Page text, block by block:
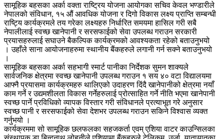
सामूहिक बहसका अर्का वक्ता राष्ट्रिय योजना आयोगका सचिव केवल भण्डारीले
नेपालको संविधान, १५ औं आवधिक योजना र दिगो विकास लक्ष्य प्राप्ति सम्बन्धी
राष्ट्यि कार्यक्रमले तय गरेका लक्ष्यहरु निर्धारित समयमा हासिल गरी सबै
नेपालीलाई स्वच्छ खानेपानी र सरसफाईको सेवा उपलब्ध गराउन सरकारी
प्रयासहरुलाई सघाउने बैकल्पिक कार्यक्रमको आवश्यकता रहेको बताउनुभयो
। उहाँले साना आयोजनाहरुमा स्थानीय बैंकहरुले लगानी गर्न सक्ने बताउनुभयो
।
सामूहिक बहसका अर्का सहभागी स्मार्ट पानीका निर्देशक सुमन शाक्यले
सार्वजनिक क्षेत्रमा स्वच्छ खानेपानी उपलब्ध गराउन १ सय ४० वटा विद्यालयमा
आफ्नै प्रयासमा कार्यक्रमहरु थालिएको उदाहरण दिंदै खानेपानीको क्षेत्रमा नयाँ
काम गर्ने र उद्यमशीलता विकास गर्नेहरुलाई प्रोत्साहित गर्ने नीति भएमा खानेपानी
स्वच्छ पार्ने प्रविधिको व्यापक विस्तार गरी संविधानले प्रत्याभूत गरे अनुसार
स्वच्छ पानी र सरसफाईको सेवा देशभर उपलब्ध गराउन सकिने विश्वास व्यक्त
गर्नुभयो ।
कार्यक्रममा सो सामूहिक छलफलका सहजकर्ता एवम् एशिया वाटर काउन्सिलका